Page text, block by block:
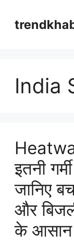
content
India
इतनी
जानिए
और
के आसान